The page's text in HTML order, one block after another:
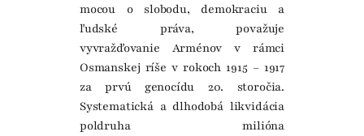
mocou o slobodu, demokraciu a
ľudské práva, považuje
vyvražďovanie Arménov v rámci
Osmanskej ríše v rokoch 1915 – 1917
za prvú genocídu 20. storočia.
Systematická a dlhodobá likvidácia
poldruha milióna